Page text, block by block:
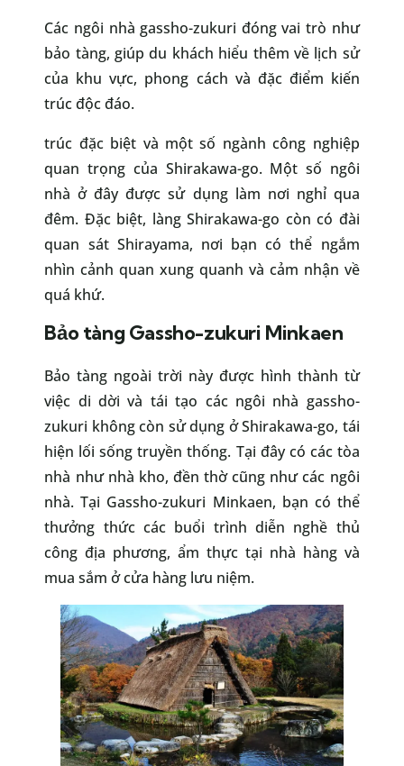
Các ngôi nhà gassho-zukuri đóng vai trò như
bảo tàng, giúp du khách hiểu thêm về lịch sử
của khu vực, phong cách và đặc điểm kiến
trúc độc đáo.
trúc đặc biệt và một số ngành công nghiệp
quan trọng của Shirakawa-go. Một số ngôi
nhà ở đây được sử dụng làm nơi nghỉ qua
đêm. Đặc biệt, làng Shirakawa-go còn có đài
quan sát Shirayama, nơi bạn có thể ngắm
nhìn cảnh quan xung quanh và cảm nhận về
quá khứ.
Bảo tàng Gassho-zukuri Minkaen
Bảo tàng ngoài trời này được hình thành từ
việc di dời và tái tạo các ngôi nhà gassho-
zukuri không còn sử dụng ở Shirakawa-go, tái
hiện lối sống truyền thống. Tại đây có các tòa
nhà như nhà kho, đền thờ cũng như các ngôi
nhà. Tại Gassho-zukuri Minkaen, bạn có thể
thưởng thức các buổi trình diễn nghề thủ
công địa phương, ẩm thực tại nhà hàng và
mua sắm ở cửa hàng lưu niệm.